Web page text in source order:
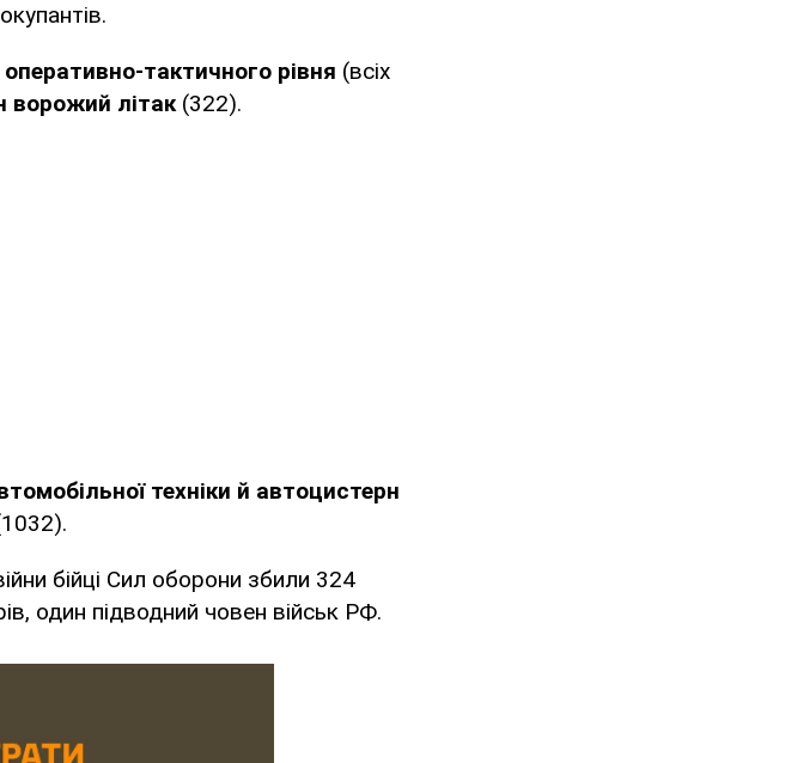
оперативно-тактичного рівня (всіх
ворожий літак(322).
техніки й автоцистерн
бійці Сил оборони збили 324
один підводний човен військ РФ.